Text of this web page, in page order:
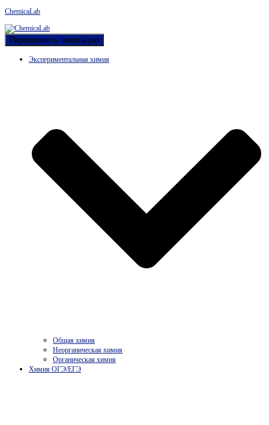
ChemicaLab
Переключить навигацию
Экспериментальная химия
Общая химия
Неорганическая химия
Органическая химия
Химия ОГЭ/ЕГЭ